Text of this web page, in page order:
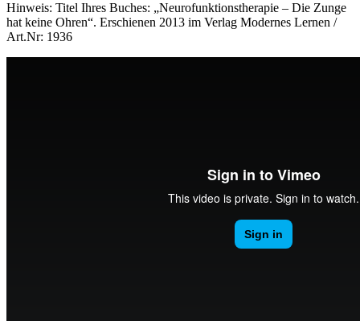
Hinweis: Titel Ihres Buches: „Neurofunktionstherapie – Die Zunge
hat keine Ohren“. Erschienen 2013 im Verlag Modernes Lernen /
Art.Nr: 1936